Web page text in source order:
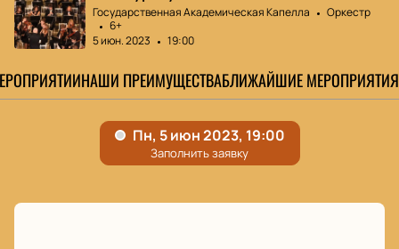
Государственная Академическая Капелла
Оркестр
6+
5 июн. 2023
19:00
НАШИ ПРЕИМУЩЕСТВАБЛИЖАЙШИЕ МЕРОПРИЯТИЯ